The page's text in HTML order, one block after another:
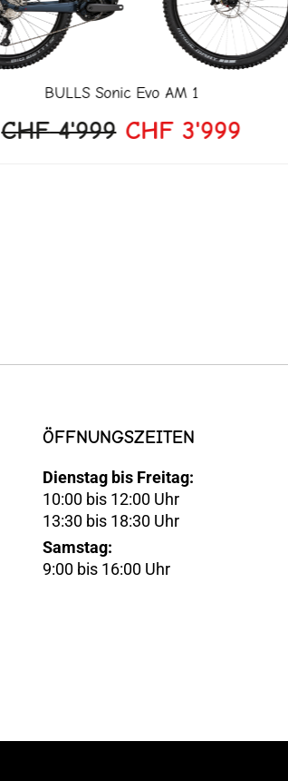
BULLSSonic Evo AM 1
CHF4'999 CHF3'999
ÖFFNUNGSZEITEN
Dienstag bis Freitag:
10:00 bis 12:00 Uhr
13:30 bis 18:30 Uhr
Samstag:
9:00 bis 16:00 Uhr